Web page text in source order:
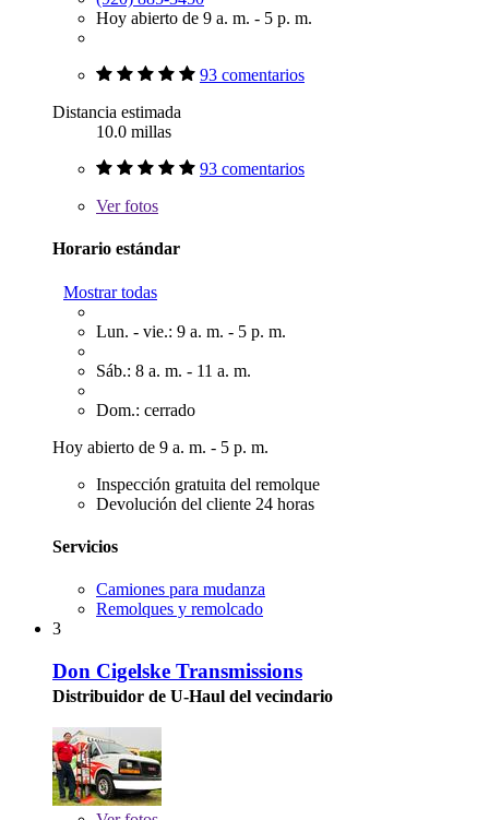
Hoy abierto de 9 a. m. - 5 p. m.
93 comentarios
Distancia estimada
10.0 millas
93 comentarios
Verfotos
Horario estándar
Mostrar todas
Lun. - vie.: 9 a. m. - 5 p. m.
Sáb.: 8 a. m. - 11 a. m.
Dom.: cerrado
Hoy abierto de 9 a. m. - 5 p. m.
Inspección gratuita del remolque
Devolución del cliente 24 horas
Servicios
Camiones para mudanza
Remolques y remolcado
3
Don Cigelske Transmissions
Distribuidor de U-Haul del vecindario